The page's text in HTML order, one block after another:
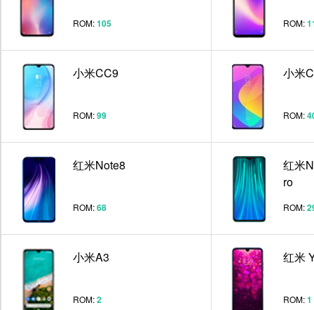
ROM:105 ROM:
小米CC9
ROM:99
小米
ROM:
红米Note8
ROM:68
红米
ro
ROM:
小米A3
ROM:2
红米
ROM:1